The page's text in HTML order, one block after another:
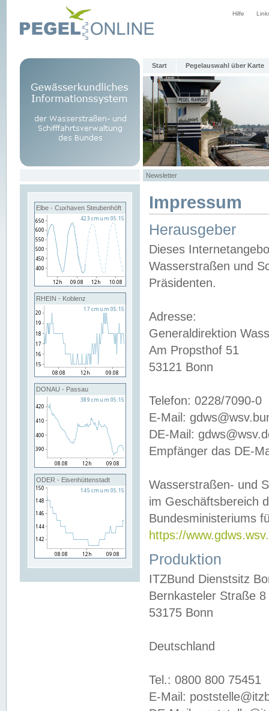
Hilfe
Start Pegelauswahl über Karte
Newsletter
Elbe - Cuxhaven Steubenhöft
RHEIN - Koblenz
DONAU - Passau
ODER - Eisenhüttenstadt
Impressum
Herausgeber
Dieses
Wasserstraßen und
Präsidenten.
Adresse:
Generaldirektion
Am Propsthof 51
53121 Bonn
Telefon: 0228/7090-0
E-Mail:
DE-Mail:
Empfänger das DE-
Wasserstraßen- und
im Geschäftsbereich
Bundesministeriums
https://
Produktion
ITZBund Dienstsitz
Bernkasteler Straße 8
53175 Bonn
Deutschland
Tel.: 0800 800 75451
E-Mail: